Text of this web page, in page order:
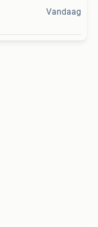
Vandaag